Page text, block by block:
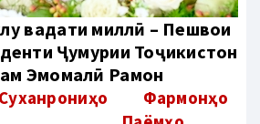
ваҳдати миллӣ – Пешвои
Ҷумҳурии Тоҷикистон
Эмомалӣ Раҳмон
Суханрониҳо
Фармонҳо